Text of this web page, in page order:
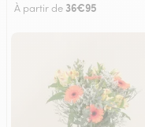
À partir de 36€95